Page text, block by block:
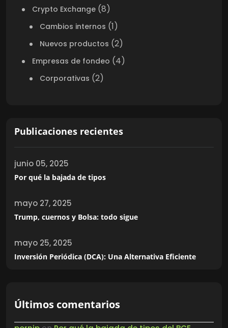
Crypto Exchange (8)
Cambios internos (1)
Nuevos productos (2)
Empresas de fondeo (4)
Corporativas (2)
Publicaciones recientes
junio 05, 2025
Por qué la bajada de tipos
mayo 27, 2025
Trump, cuernos y Bolsa: todo sigue
mayo 25, 2025
Inversión Periódica (DCA): Una Alternativa Eficiente
Últimos comentarios